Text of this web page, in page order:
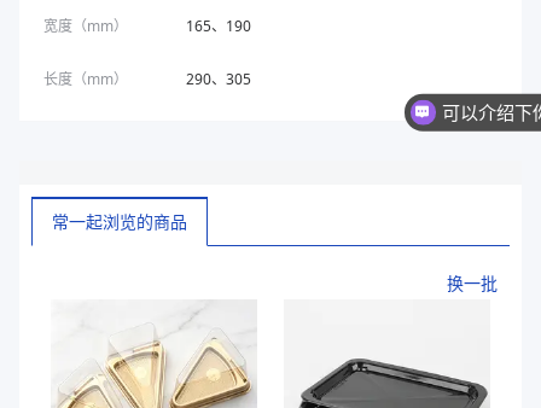
宽度（mm） 165、190
长度（mm） 290、305
常一起浏览的商品
换一批